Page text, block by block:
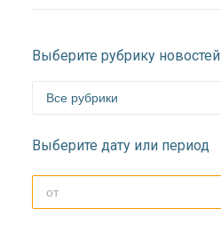
Выберите рубрику новостей
Выберите дату или период